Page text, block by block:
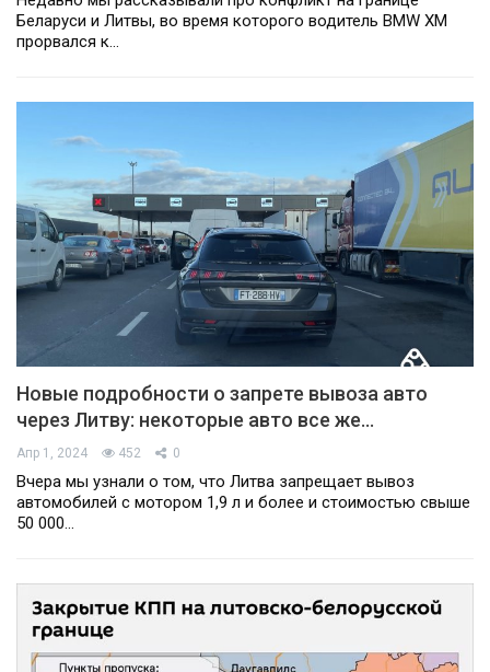
Беларуси и Литвы, во время которого водитель BMW XM
прорвался к…
Новые подробности о запрете вывоза авто
через Литву: некоторые авто все же…
Апр 1, 2024 452 0
Вчера мы узнали о том, что Литва запрещает вывоз
автомобилей с мотором 1,9 л и более и стоимостью свыше
50 000…